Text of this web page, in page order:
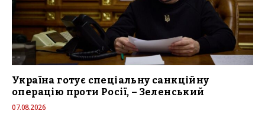
Україна готує спеціальну санкційну
операцію проти Росії, – Зеленський
07.08.2026